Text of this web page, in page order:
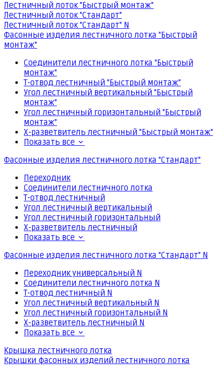
Лестничный лоток "Быстрый монтаж"
Лестничный лоток "Стандарт"
Лестничный лоток "Стандарт" N
Фасонные изделия лестничного лотка "Быстрый
монтаж"
Соединители лестничного лотка "Быстрый
монтаж"
Т-отвод лестничный "Быстрый монтаж"
Угол лестничный вертикальный "Быстрый
монтаж"
Угол лестничный горизонтальный "Быстрый
монтаж"
Х-разветвитель лестничный "Быстрый монтаж"
Показать все
Фасонные изделия лестничного лотка "Стандарт"
Переходник
Соединители лестничного лотка
Т-отвод лестничный
Угол лестничный вертикальный
Угол лестничный горизонтальный
Х-разветвитель лестничный
Показать все
Фасонные изделия лестничного лотка "Стандарт" N
Переходник универсальный N
Соединители лестничного лотка N
Т-отвод лестничный N
Угол лестничный вертикальный N
Угол лестничный горизонтальный N
Х-разветвитель лестничный N
Показать все
Крышка лестничного лотка
Крышки фасонных изделий лестничного лотка